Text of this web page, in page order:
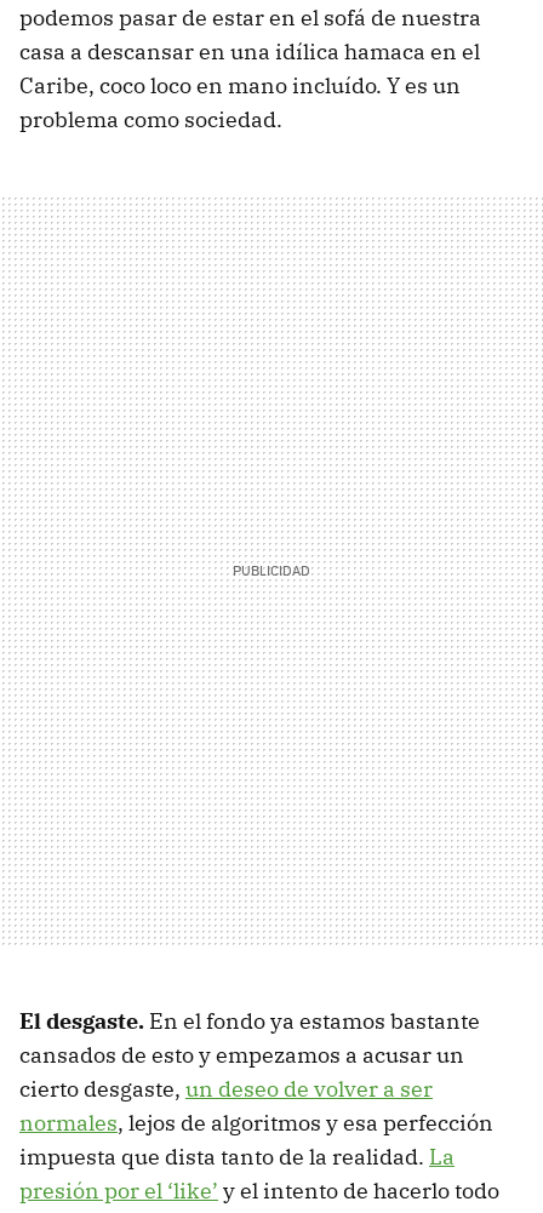
podemos pasar de estar en el sofá de nuestra
casa a descansar en una idílica hamaca en el
Caribe, coco loco en mano incluído. Y es un
problema como sociedad.
El desgaste. En el fondo ya estamos bastante
cansados de esto y empezamos a acusar un
cierto desgaste, un deseo de volver a ser
normales, lejos de algoritmos y esa perfección
impuesta que dista tanto de la realidad. La
presión por el ‘like’ y el intento de hacerlo todo